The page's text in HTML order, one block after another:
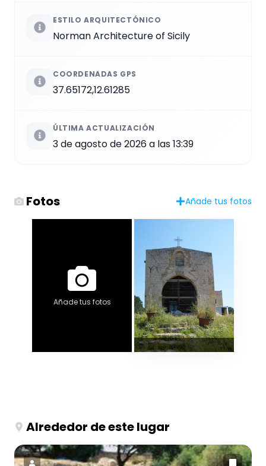
ESTILO ARQUITECTÓNICO
Norman Architecture of Sicily
COORDENADAS GPS
37.65172,12.61285
ÚLTIMA ACTUALIZACIÓN
3 de agosto de 2026 a las 13:39
Fotos Añade tus fotos
Añade tus fotos
Alrededor de este lugar